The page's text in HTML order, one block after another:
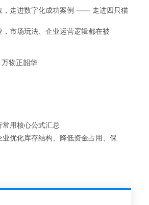
，走进数字化成功案例 —— 走进四只猫
市场玩法、企业运营逻辑都在被
物正韶华
用核心公式汇总
优化库存结构、降低资金占用、保